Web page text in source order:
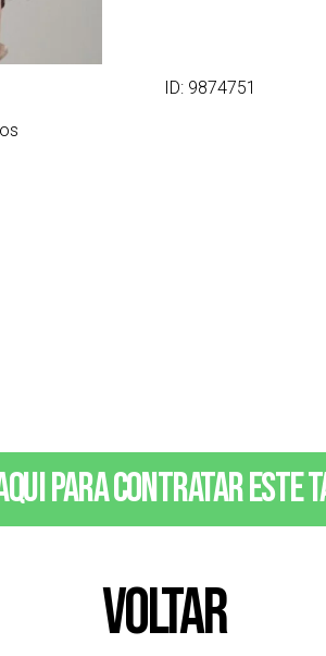
ID: 9874751
para contratar este
VOLTAR